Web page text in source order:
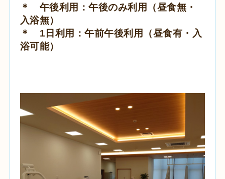
＊ 午後利用：午後のみ利用（昼食無・
入浴無）
＊ 1日利用：午前午後利用（昼食有・入
浴可能）